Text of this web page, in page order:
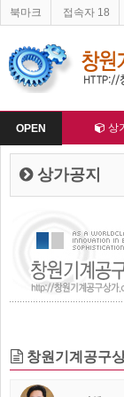
OPEN
북마크 접속자 18
이버 등록완료 -
Home 상
상가공지
창원기계공구